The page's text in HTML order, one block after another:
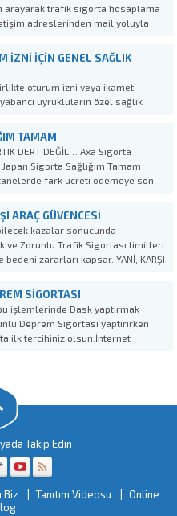
arayarak trafik sigorta hesaplama
adreslerinden mail yoluyla
: 0507 705...
İZNI İÇIN GENEL SAĞLIK
oturum izni veya ikamet
uyrukluların özel sağlık
11 Nisan 2014 yılında
ikamet tezkeresine veya...
TAMAM
DERT DEĞİL… Axa Sigorta ,
Sigorta Sağlığım Tamam
fark ücreti ödemeye son.
için özel hastanelere
ARAÇ GÜVENCESİ
kazalar sonucunda
ve Zorunlu Trafik Sigortası limitleri
zararları kapsar. YANİ, KARŞI
TAMAMLAR.. TEK YAPMANIZ
ÖDEYİP KARŞI ARACI GÜVENCE...
SIGORTASI
işlemlerinde Dask yaptırmak
Deprem Sigortası yaptırırken
ilk tercihiniz olsun.İnternet
5.3 ve 6.1 büyüklüğünde 2 büyük
Takip Edin
Biz Tanıtım Videosu
Online